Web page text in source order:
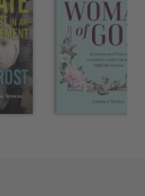
speeches, as
writings.
and definitive
and
By
on